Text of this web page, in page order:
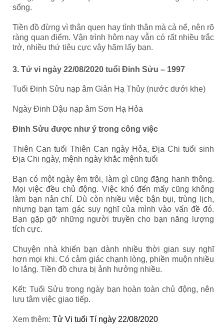
sống.
Tiền đồ đừng vì thân quen hay tình thân mà cả nể, nên rõ
ràng quan điểm. Vận trình hôm nay vẫn có rất nhiều trắc
trở, nhiều thứ tiêu cực vây hãm lấy bạn.
3. Tử vi ngày 22/08/2020 tuổi Đinh Sửu – 1997
Tuổi Đinh Sửu nạp âm Giản Hạ Thủy (nước dưới khe)
Ngày Đinh Dậu nạp âm Sơn Hạ Hỏa
Đinh Sửu được như ý trong công việc
Thiên Can tuổi Thiên Can ngày Hỏa, Địa Chi tuổi sinh
Địa Chi ngày, mệnh ngày khắc mệnh tuổi
Bạn có một ngày êm trôi, làm gì cũng đặng hanh thông.
Mọi việc đều chủ động. Việc khó đến mấy cũng không
làm bạn nản chí. Dù còn nhiều việc bận bụi, trùng lịch,
nhưng bạn tạm gác suy nghĩ của mình vào vấn đề đó.
Bạn gặp gỡ những người truyền cho bạn năng lượng
tích cực.
Chuyện nhà khiến bạn dành nhiều thời gian suy nghĩ
hơn mọi khi. Có cảm giác chạnh lòng, phiền muộn nhiều
lo lắng. Tiền đồ chưa bị ảnh hưởng nhiều.
Kết: Tuổi Sửu trong ngày bạn hoàn toàn chủ động, nên
lưu tâm việc giao tiếp.
Xem thêm: Tử Vi tuổi Tí ngày 22/08/2020